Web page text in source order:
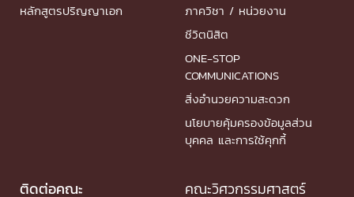
หลักสูตรปริญญาเอก
ภาควิชา / หน่วยงาน
ชีวิตนิสิต
ONE-STOP
COMMUNICATIONS
สิ่งอำนวยความสะดวก
นโยบายคุ้มครองข้อมูลส่วน
บุคคล และการใช้คุกกี้
ติดต่อคณะ
คณะวิศวกรรมศาสตร์